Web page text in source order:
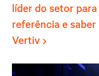
líder do setor
referência e
Vertiv